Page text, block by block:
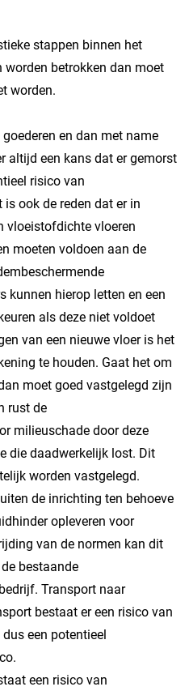
stappen binnen het
betrokken dan moet
worden.
en dan met name
altijd een kans dat er gemorst
risico van
ook de reden dat er in
vloeistofdichte vloeren
moeten voldoen aan de
kunnen hierop letten en een
als deze niet voldoet
van een nieuwe vloer is het
te houden. Gaat het om
moet goed vastgelegd zijn
rust de
milieuschade door deze
die daadwerkelijk lost. Dit
worden vastgelegd.
de inrichting ten behoeve
opleveren voor
van de normen kan dit
bestaande
Transport naar
bestaat er een risico van
een potentieel
een risico van